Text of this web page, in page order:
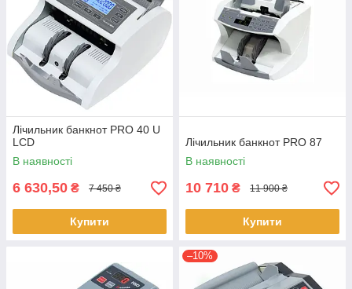
Лічильник банкнот PRO 40 U
LCD
В наявності
6 630,50 ₴ 7 450 ₴
Купити
Лічильник банкнот PRO 87
В наявності
10 710 ₴ 11 900 ₴
Купити
–10%